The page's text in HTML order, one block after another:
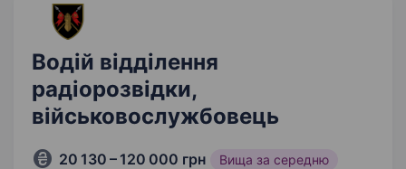
Водій відділення
радіорозвідки,
військовослужбовець
20 130 – 120 000 грн Вища за середню